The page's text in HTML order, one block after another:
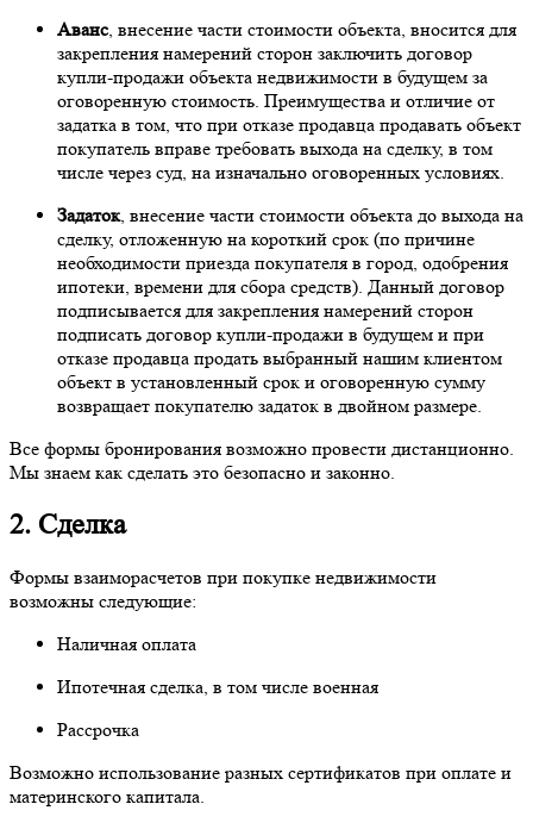
Аванс, внесение части стоимости объекта, вносится для
закрепления намерений сторон заключить договор
купли-продажи объекта недвижимости в будущем за
оговоренную стоимость. Преимущества и отличие от
задатка в том, что при отказе продавца продавать объект
покупатель вправе требовать выхода на сделку, в том
числе через суд, на изначально оговоренных условиях.
Задаток, внесение части стоимости объекта до выхода на
сделку, отложенную на короткий срок (по причине
необходимости приезда покупателя в город, одобрения
ипотеки, времени для сбора средств). Данный договор
подписывается для закрепления намерений сторон
подписать договор купли-продажи в будущем и при
отказе продавца продать выбранный нашим клиентом
объект в установленный срок и оговоренную сумму
возвращает покупателю задаток в двойном размере.
Все формы бронирования возможно провести дистанционно.
Мы знаем как сделать это безопасно и законно.
2. Сделка
Формы взаиморасчетов при покупке недвижимости
возможны следующие:
Наличная оплата
Ипотечная сделка, в том числе военная
Рассрочка
Возможно использование разных сертификатов при оплате и
материнского капитала.